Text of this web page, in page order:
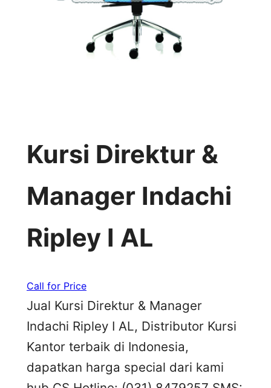
Kursi Direktur &
Manager Indachi
Ripley I AL
Call for Price
Jual Kursi Direktur & Manager
Indachi Ripley I AL, Distributor Kursi
Kantor terbaik di Indonesia,
dapatkan harga special dari kami